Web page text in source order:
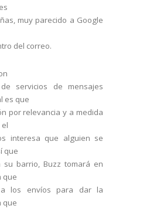
muy parecido a Google
del correo.
servicios de mensajes
es que
por relevancia y a medida
interesa que alguien se
que
barrio, Buzz tomará en
que
los envíos para dar la
que